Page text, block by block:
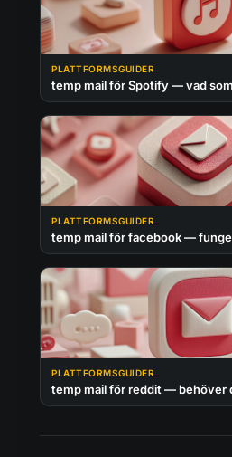
PLATTFORMSGUIDER
temp mail för Spotify — vad
PLATTFORMSGUIDER
temp mail för facebook —
PLATTFORMSGUIDER
temp mail för reddit — behöver